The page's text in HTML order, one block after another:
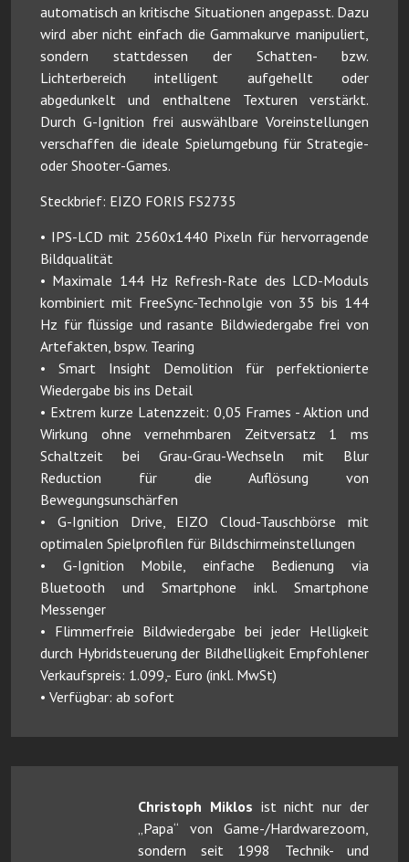
automatisch an kritische Situationen angepasst. Dazu
wird aber nicht einfach die Gammakurve manipuliert,
sondern stattdessen der Schatten- bzw.
Lichterbereich intelligent aufgehellt oder
abgedunkelt und enthaltene Texturen verstärkt.
Durch G-Ignition frei auswählbare Voreinstellungen
verschaffen die ideale Spielumgebung für Strategie-
oder Shooter-Games.
Steckbrief: EIZO FORIS FS2735
• IPS-LCD mit 2560x1440 Pixeln für hervorragende
Bildqualität
• Maximale 144 Hz Refresh-Rate des LCD-Moduls
kombiniert mit FreeSync-Technolgie von 35 bis 144
Hz für flüssige und rasante Bildwiedergabe frei von
Artefakten, bspw. Tearing
• Smart Insight Demolition für perfektionierte
Wiedergabe bis ins Detail
• Extrem kurze Latenzzeit: 0,05 Frames - Aktion und
Wirkung ohne vernehmbaren Zeitversatz 1 ms
Schaltzeit bei Grau-Grau-Wechseln mit Blur
Reduction für die Auflösung von
Bewegungsunschärfen
• G-Ignition Drive, EIZO Cloud-Tauschbörse mit
optimalen Spielprofilen für Bildschirmeinstellungen
• G-Ignition Mobile, einfache Bedienung via
Bluetooth und Smartphone inkl. Smartphone
Messenger
• Flimmerfreie Bildwiedergabe bei jeder Helligkeit
durch Hybridsteuerung der Bildhelligkeit Empfohlener
Verkaufspreis: 1.099,- Euro (inkl. MwSt)
• Verfügbar: ab sofort
Christoph Miklos ist nicht nur der
„Papa“ von Game-/Hardwarezoom,
sondern seit 1998 Technik- und